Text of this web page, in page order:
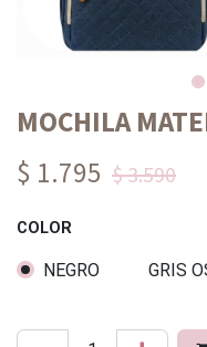
MOCHILA
$ 1.795 $ 3.590
COLOR
NEGRO GRIS